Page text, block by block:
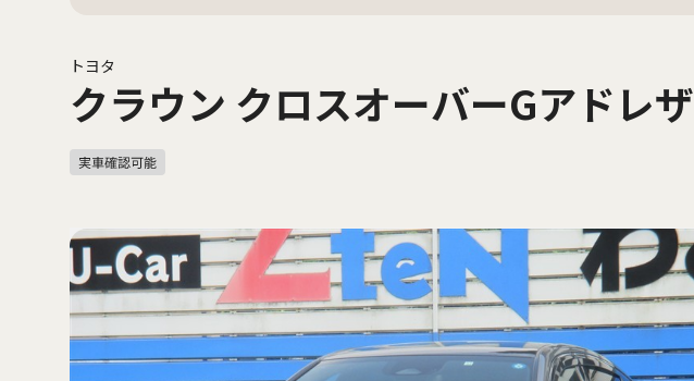
トヨタ
クラウン クロスオーバーGアドレザ